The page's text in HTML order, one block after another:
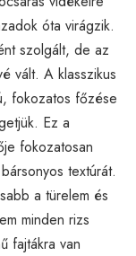
óta virágzik.
szolgált, de az
vált. A klasszikus
fokozatos főzése
Ez a
fokozatosan
textúrát.
a türelem és
minden rizs
fajtákra van